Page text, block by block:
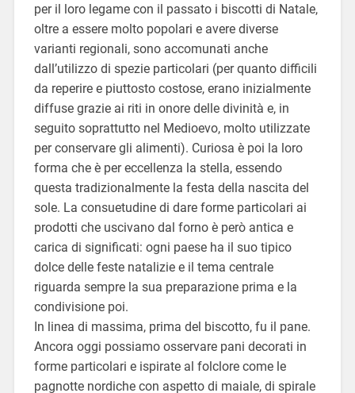
per il loro legame con il passato i biscotti di Natale,
oltre a essere molto popolari e avere diverse
varianti regionali, sono accomunati anche
dall’utilizzo di spezie particolari (per quanto difficili
da reperire e piuttosto costose, erano inizialmente
diffuse grazie ai riti in onore delle divinità e, in
seguito soprattutto nel Medioevo, molto utilizzate
per conservare gli alimenti). Curiosa è poi la loro
forma che è per eccellenza la stella, essendo
questa tradizionalmente la festa della nascita del
sole. La consuetudine di dare forme particolari ai
prodotti che uscivano dal forno è però antica e
carica di significati: ogni paese ha il suo tipico
dolce delle feste natalizie e il tema centrale
riguarda sempre la sua preparazione prima e la
condivisione poi.
In linea di massima, prima del biscotto, fu il pane.
Ancora oggi possiamo osservare pani decorati in
forme particolari e ispirate al folclore come le
pagnotte nordiche con aspetto di maiale, di spirale